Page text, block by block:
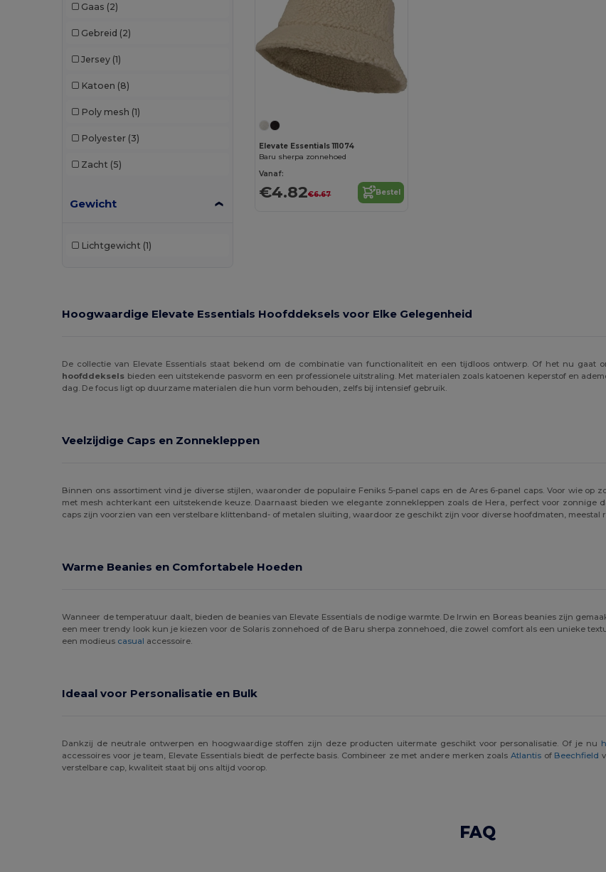
Malfini (11)
Neoblu
Result (60)
SOL'S (16)
Stamina (21)
Timberland (2)
Velilla (1)
Gaas (2)
Gebreid (2)
Jersey (1)
Katoen (8)
Poly mesh (1)
Polyester (3)
Zacht (5)
Gewicht
Lichtgewicht (1)
Elevate Essentials 111074
Baru sherpa zonnehoed
Vanaf:
€4.82€6.67 Bestel
Hoogwaardige Elevate Essentials Hoofddeksels voor Elke Gelegenheid
De collectie van Elevate Essentials staat bekend om de combinatie van functionaliteit en een tijdloos ontwerp. Of het nu gaat
hoofddeksels bieden een uitstekende pasvorm en een professionele uitstraling. Met materialen zoals katoenen keperstof en
dag. De focus ligt op duurzame materialen die hun vorm behouden, zelfs bij intensief gebruik.
Veelzijdige Caps en Zonnekleppen
Binnen ons assortiment vind je diverse stijlen, waaronder de populaire Feniks 5-panel caps en de Ares 6-panel caps. Voor wie op
met mesh achterkant een uitstekende keuze. Daarnaast bieden we elegante zonnekleppen zoals de Hera, perfect voor
caps zijn voorzien van een verstelbare klittenband- of metalen sluiting, waardoor ze geschikt zijn voor diverse hoofdmaten, meestal
Warme Beanies en Comfortabele Hoeden
Wanneer de temperatuur daalt, bieden de beanies van Elevate Essentials de nodige warmte. De Irwin en Boreas beanies zijn
een meer trendy look kun je kiezen voor de Solaris zonnehoed of de Baru sherpa zonnehoed, die zowel comfort als een unieke
een modieus casual accessoire.
Ideaal voor Personalisatie en Bulk
Dankzij de neutrale ontwerpen en hoogwaardige stoffen zijn deze producten uitermate geschikt voor personalisatie. Of je nu
accessoires voor je team, Elevate Essentials biedt de perfecte basis. Combineer ze met andere merken zoals Atlantisof Beechfield
verstelbare cap, kwaliteit staat bij ons altijd voorop.
FAQ